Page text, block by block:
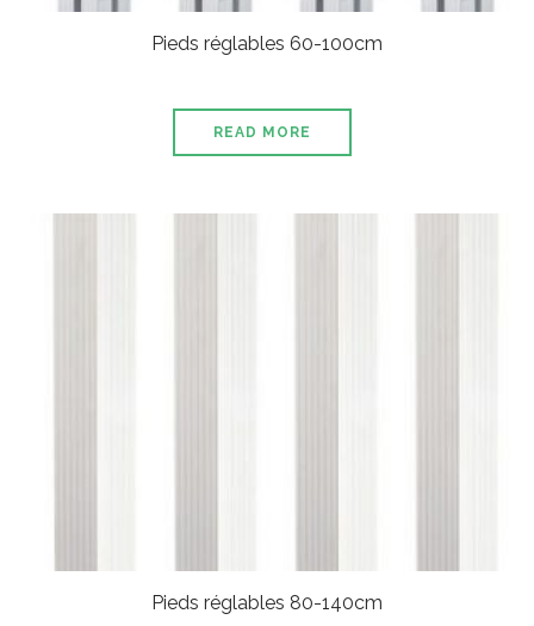
Pieds réglables 60-100cm
READ MORE
Pieds réglables 80-140cm